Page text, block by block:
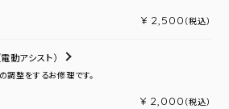
¥ 2,500 （税込）
電動アシスト）
調整をするお修理です。
¥ 2,000 （税込）